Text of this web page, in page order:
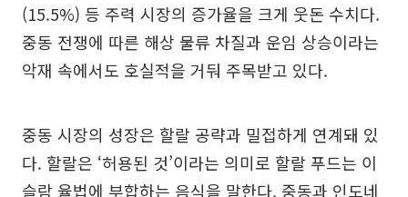
(15.5%) 등 주력 시장의 증가율을 크게 웃돈 수치다.
중동 전쟁에 따른 해상 물류 차질과 운임 상승이라는
악재 속에서도 호실적을 거둬 주목받고 있다.
중동 시장의 성장은 할랄 공략과 밀접하게 연계돼 있
다. 할랄은 ‘허용된 것’이라는 의미로 할랄 푸드는 이
슬람 율법에 부합하는 음식을 말한다. 중동과 인도네